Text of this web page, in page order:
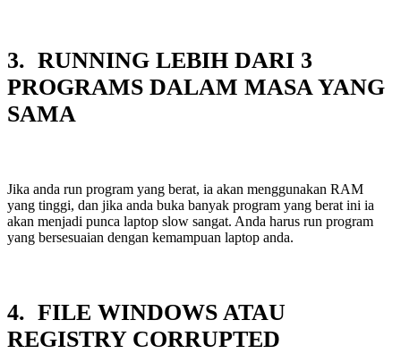
3. RUNNING LEBIH DARI 3
PROGRAMS DALAM MASA YANG
SAMA
Jika anda run program yang berat, ia akan menggunakan RAM
yang tinggi, dan jika anda buka banyak program yang berat ini ia
akan menjadi punca laptop slow sangat. Anda harus run program
yang bersesuaian dengan kemampuan laptop anda.
4. FILE WINDOWS ATAU
REGISTRY CORRUPTED